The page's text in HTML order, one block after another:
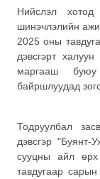
Нийслэл
шинэчлэлийн
2025 оны
дэвсгэрт
маргааш
байршлуудад
Тодруулбал
дэвсгэр
сууцны айл
тавдугаар